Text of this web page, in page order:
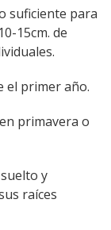
suficiente para
15cm. de
el primer año.
primavera o
y
raíces